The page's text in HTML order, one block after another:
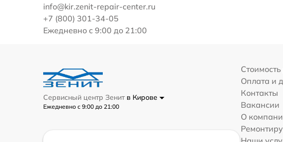
info@kir.zenit-repair-center.ru
+7 (800) 301-34-05
Ежедневно с 9:00 до 21:00
Сервисный центр Зенит в Кирове
Ежедневно с 9:00 до 21:00
Оплата и
Контакты
Вакансии
О